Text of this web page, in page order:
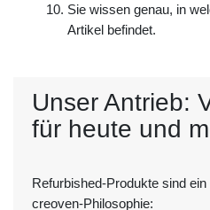
Sie wissen genau, in
Artikel befindet.
Unser Antrieb:
für heute und
Refurbished-Produkte sind
creoven-Philosophie: